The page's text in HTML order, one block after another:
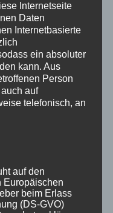
Internetseite
Daten
Internetbasierte
ein absoluter
kann. Aus
Person
auf
telefonisch, an
auf den
Europäischen
beim Erlass
(DS-GVO)